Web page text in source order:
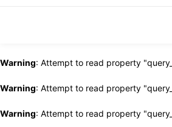
Warning: Attempt to read property
Warning: Attempt to read property
Warning: Attempt to read property